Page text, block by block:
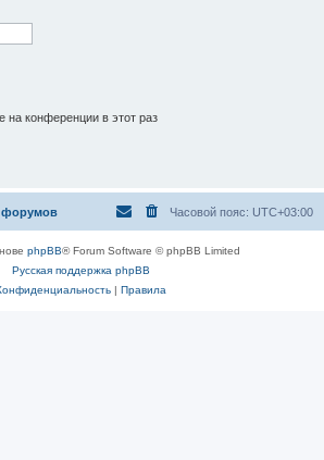
конференции в этот раз
форумов Часовой пояс: UTC+03:00
phpBB® Forum Software © phpBB Limited
Русская поддержка phpBB
| Правила